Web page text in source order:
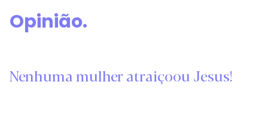
Opinião.
Nenhuma mulher atraiçoou Jesus!